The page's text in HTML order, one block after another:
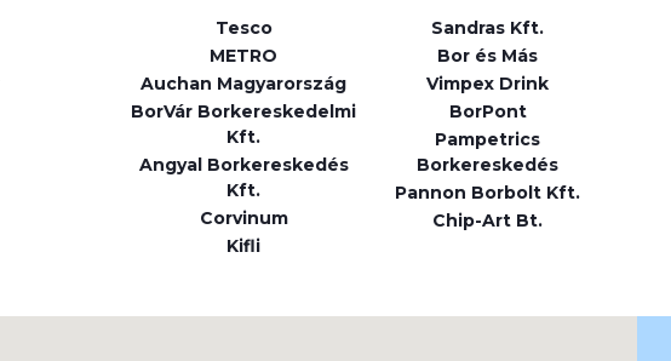
Tesco
METRO
Auchan Magyarország
BorVár Borkereskedelmi
Kft.
Angyal Borkereskedés
Kft.
Corvinum
Kifli
Sandras Kft.
Bor és Más
Vimpex Drink
BorPont
Pampetrics
Borkereskedés
Pannon Borbolt Kft.
Chip-Art Bt.